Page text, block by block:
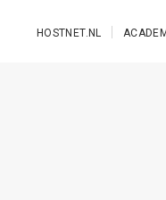
HOSTNET.NL